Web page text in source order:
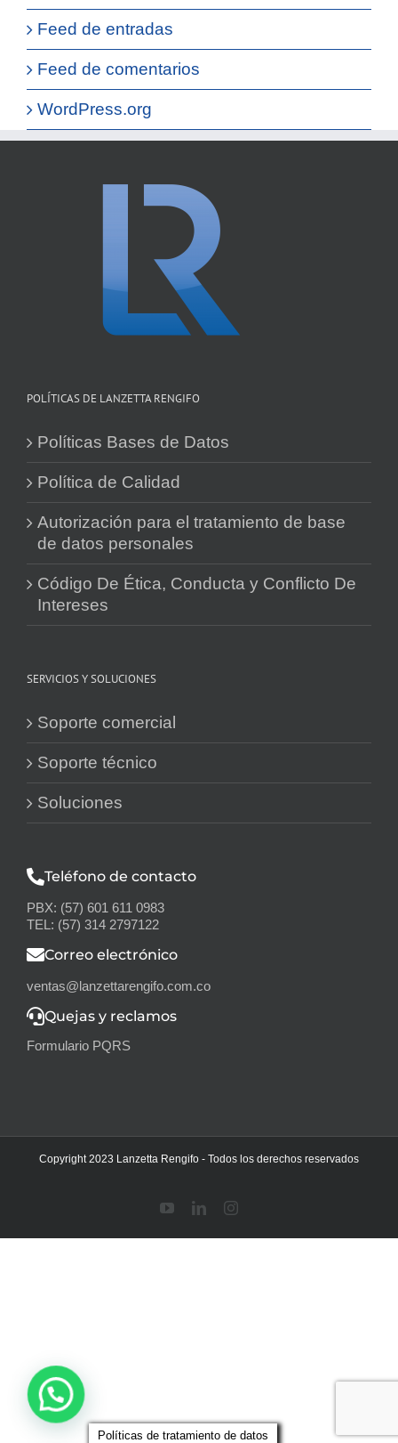
Feed de entradas
Feed de comentarios
WordPress.org
POLÍTICAS DE LANZETTA RENGIFO
Políticas Bases de Datos
Política de Calidad
Autorización para el tratamiento de base
de datos personales
Código De Ética, Conducta y Conflicto De
Intereses
SERVICIOS Y SOLUCIONES
Soporte comercial
Soporte técnico
Soluciones
Teléfono de contacto
PBX: (57) 601 611 0983
TEL: (57) 314 2797122
Correo electrónico
ventas@lanzettarengifo.com.co
Quejas y reclamos
Formulario PQRS
Copyright 2023 Lanzetta Rengifo - Todos los derechos reservados
YouTubeLinkedInInstagram
Políticas de tratamiento de datos